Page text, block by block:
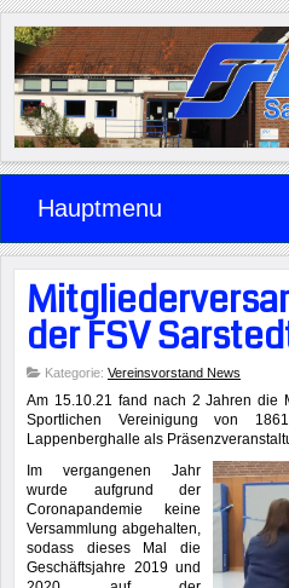
Hauptmenu
der FSV
Kategorie: Vereinsvorstand News
Am 15.10.21 fand nach 2 Jahren die
Sportlichen Vereinigung von
Lappenberghalle als
Im vergangenen Jahr
wurde aufgrund der
Coronapandemie keine
Versammlung abgehalten,
sodass dieses Mal die
Geschäftsjahre 2019 und